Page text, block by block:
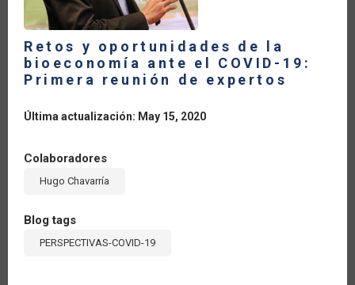
Retos y oportunidades de la
bioeconomía ante el COVID-19:
Primera reunión de expertos
Última actualización: May 15, 2020
Colaboradores
Hugo Chavarría
Blog tags
PERSPECTIVAS-COVID-19